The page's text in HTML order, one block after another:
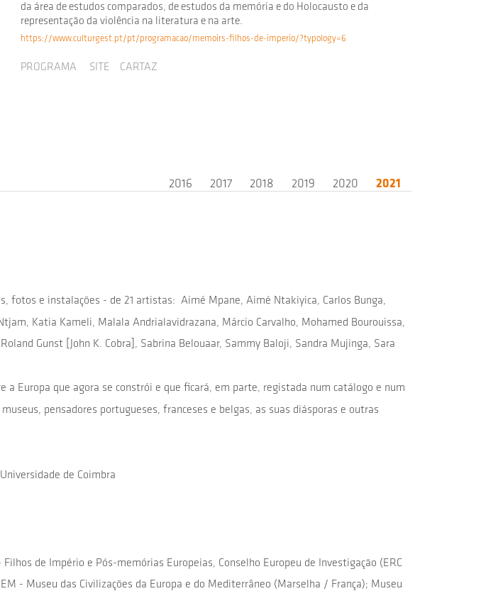
da área de estudos comparados, de estudos da memória e do Holocausto e da
representação da violência na literatura e na arte.
https://www.culturgest.pt/pt/programacao/memoirs-filhos-de-imperio/?typology=6
PROGRAMA SITE CARTAZ
2021
2020
2019
2018
2017
2016
fotos e instalações - de 21 artistas: Aimé Mpane, Aimé Ntakiyica, Carlos Bunga,
Katia Kameli, Malala Andrialavidrazana, Márcio Carvalho, Mohamed Bourouissa,
Gunst [John K. Cobra], Sabrina Belouaar, Sammy Baloji, Sandra Mujinga, Sara
Europa que agora se constrói e que ficará, em parte, registada num catálogo e num
pensadores portugueses, franceses e belgas, as suas diásporas e outras
de Coimbra
de Império e Pós-memórias Europeias, Conselho Europeu de Investigação (ERC
- Museu das Civilizações da Europa e do Mediterrâneo (Marselha / França); Museu